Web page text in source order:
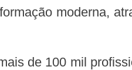
moderna,